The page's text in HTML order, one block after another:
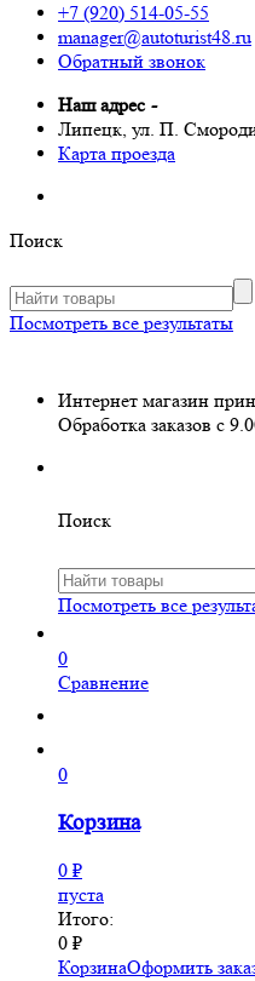
+7 (920) 514-05-55
manager@autoturist48.ru
Обратный звонок
Наш адрес -
Липецк, ул. П.
Карта проезда
Поиск
Посмотреть все результаты
Интернет магазин
Обработка заказов с
Поиск
Посмотреть все
0
Сравнение
0
Корзина
0 ₽
пуста
Итого:
0 ₽
КорзинаОформить